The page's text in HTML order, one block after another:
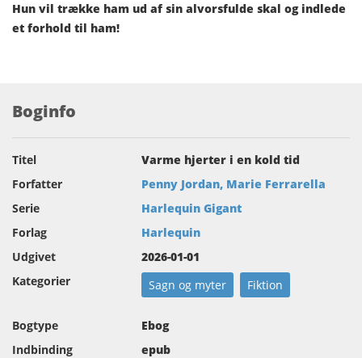
Hun vil trække ham ud af sin alvorsfulde skal og indlede
et forhold til ham!
Boginfo
Titel
Varme hjerter i en kold tid
Forfatter
Penny Jordan, Marie Ferrarella
Serie
Harlequin Gigant
Forlag
Harlequin
Udgivet
2026-01-01
Kategorier
Sagn og myter Fiktion
Bogtype
Ebog
Indbinding
epub